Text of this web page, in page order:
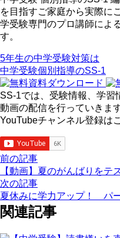
を目指すご家庭から実際に
学受験専門のプロ講師によ
す。
5年生の中学受験対策は
中学受験個別指導のSS-1
SS-1では、受験情報、学習
動画の配信を行っていきます
YouTubeチャンネル登録は
前の記事
【動画】夏のがんばりをテ
次の記事
夏休みに学力アップ！ パ
関連記事